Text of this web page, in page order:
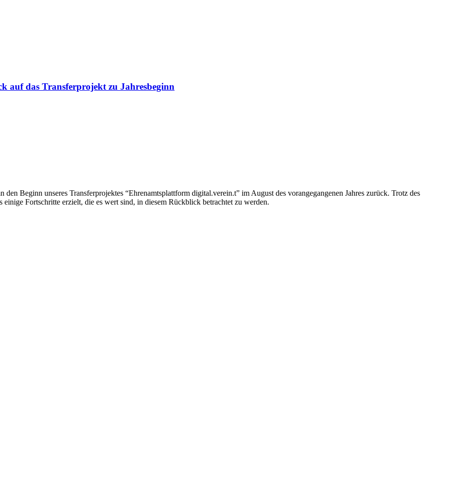
auf das Transferprojekt zu Jahresbeginn
Beginn unseres Transferprojektes “Ehrenamtsplattform digital.verein.t” im August des vorangegangenen Jahres zurück. Trotz des
Fortschritte erzielt, die es wert sind, in diesem Rückblick betrachtet zu werden.